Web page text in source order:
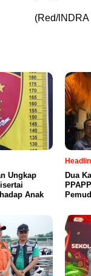
(Red/
Ungkap
Anak
Dua